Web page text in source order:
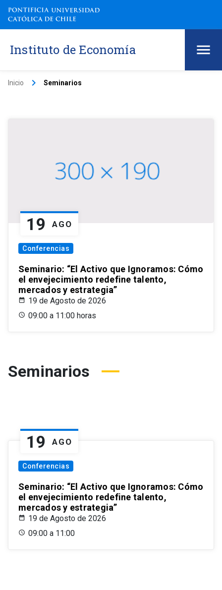
Instituto de Economía
Inicio keyboard_arrow_right Seminarios
19 AGO
Conferencias
Seminario: “El Activo que Ignoramos: Cómo
el envejecimiento redefine talento,
mercados y estrategia”
19 de Agosto de 2026
09:00 a 11:00 horas
Seminarios
19 AGO
Conferencias
Seminario: “El Activo que Ignoramos: Cómo
el envejecimiento redefine talento,
mercados y estrategia”
19 de Agosto de 2026
09:00 a 11:00